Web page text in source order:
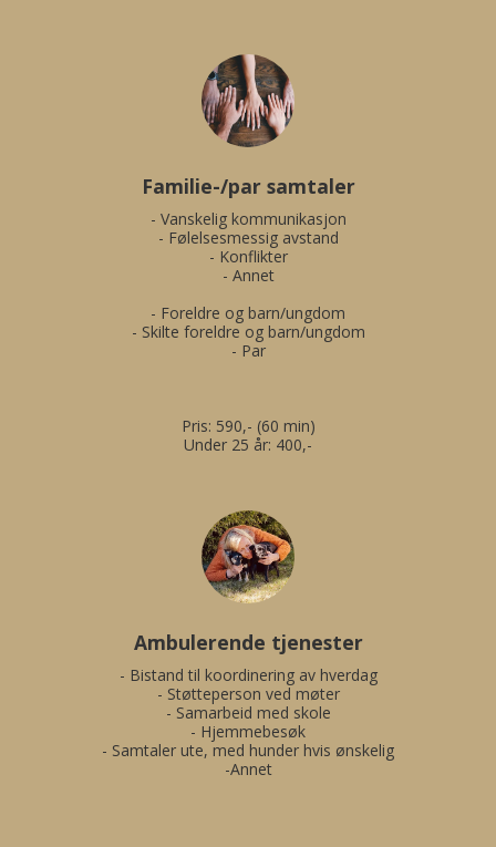
Familie-/par samtaler
- Vanskelig kommunikasjon
- Følelsesmessig avstand
- Konflikter
- Annet
- Foreldre og barn/ungdom
- Skilte foreldre og barn/ungdom
- Par
Pris: 590,- (60 min)
Under 25 år: 400,-
Ambulerende tjenester
- Bistand til koordinering av hverdag
- Støtteperson ved møter
- Samarbeid med skole
- Hjemmebesøk
- Samtaler ute, med hunder hvis ønskelig
-Annet